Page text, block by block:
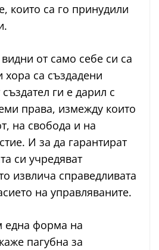
които са го принудили
от само себе си са
хора са създадени
ги е дарил с
права, измежду които
на свобода и на
И за да гарантират
си учредяват
извлича справедливата
на управляваните.
една форма на
пагубна за